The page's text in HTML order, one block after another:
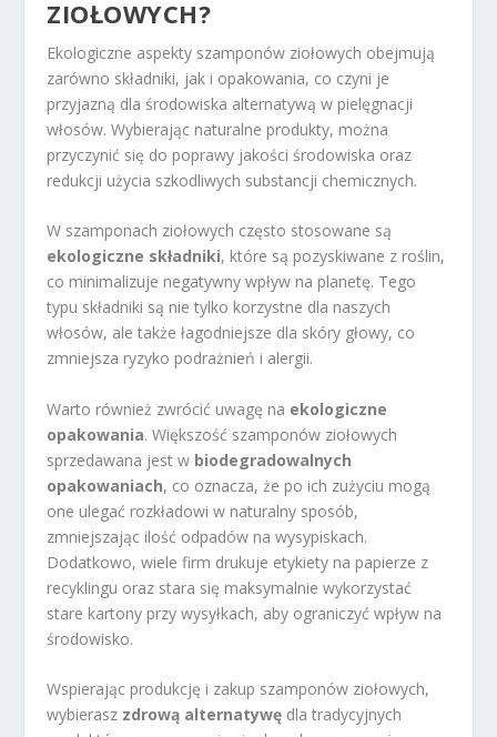
ZIOŁOWYCH?
Ekologiczne aspekty szamponów ziołowych obejmują
zarówno składniki, jak i opakowania, co czyni je
przyjazną dla środowiska alternatywą w pielęgnacji
włosów. Wybierając naturalne produkty, można
przyczynić się do poprawy jakości środowiska oraz
redukcji użycia szkodliwych substancji chemicznych.
W szamponach ziołowych często stosowane są
ekologiczne składniki, które są pozyskiwane z roślin,
co minimalizuje negatywny wpływ na planetę. Tego
typu składniki są nie tylko korzystne dla naszych
włosów, ale także łagodniejsze dla skóry głowy, co
zmniejsza ryzyko podrażnień i alergii.
Warto również zwrócić uwagę na ekologiczne
opakowania. Większość szamponów ziołowych
sprzedawana jest w biodegradowalnych
opakowaniach, co oznacza, że po ich zużyciu mogą
one ulegać rozkładowi w naturalny sposób,
zmniejszając ilość odpadów na wysypiskach.
Dodatkowo, wiele firm drukuje etykiety na papierze z
recyklingu oraz stara się maksymalnie wykorzystać
stare kartony przy wysyłkach, aby ograniczyć wpływ na
środowisko.
Wspierając produkcję i zakup szamponów ziołowych,
wybierasz zdrową alternatywę dla tradycyjnych